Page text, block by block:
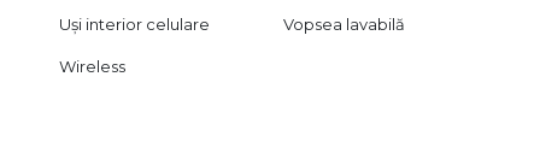
Uși interior celulare Vopsea lavabilă
Wireless